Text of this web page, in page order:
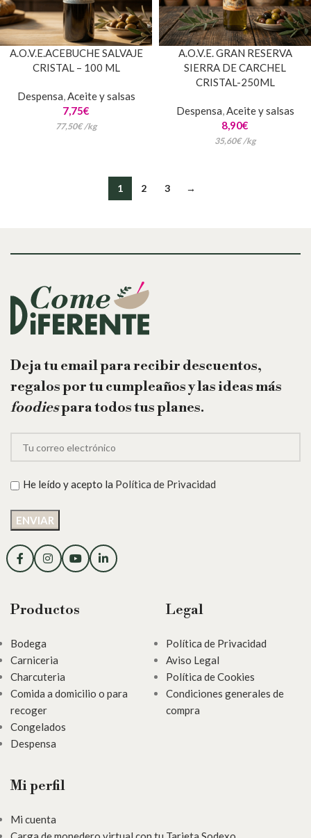
A.O.V.E.ACEBUCHE SALVAJE
CRISTAL – 100 ML
Despensa,Aceite y salsas
7,75€
77,50€ /kg
A.O.V.E. GRAN RESERVA
SIERRA DE CARCHEL
CRISTAL-250ML
Despensa,Aceite y salsas
8,90€
35,60€ /kg
1 2 3 →
Deja tu email para recibir descuentos,
regalos por tu cumpleaños y las ideas más
foodiespara todos tus planes.
He leído y acepto la Política de Privacidad
Productos
Bodega
Carniceria
Charcuteria
Comida a domicilio o para
recoger
Congelados
Despensa
Legal
Política de Privacidad
Aviso Legal
Política de Cookies
Condiciones generales de
compra
Mi perfil
Mi cuenta